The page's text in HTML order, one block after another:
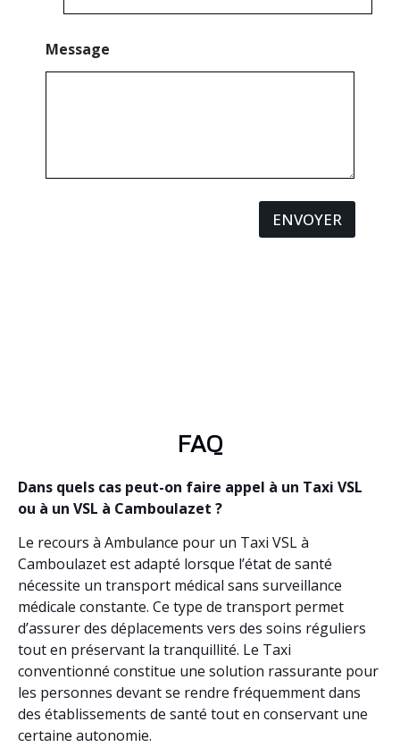
Message
ENVOYER
FAQ
Dans quels cas peut-on faire appel à un Taxi VSL
ou à un VSL à Camboulazet ?
Le recours à Ambulance pour un Taxi VSL à
Camboulazet est adapté lorsque l’état de santé
nécessite un transport médical sans surveillance
médicale constante. Ce type de transport permet
d’assurer des déplacements vers des soins réguliers
tout en préservant la tranquillité. Le Taxi
conventionné constitue une solution rassurante pour
les personnes devant se rendre fréquemment dans
des établissements de santé tout en conservant une
certaine autonomie.